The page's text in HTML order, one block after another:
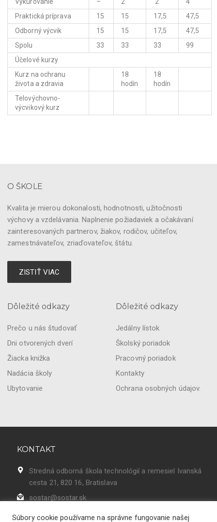
Praktická príprava
15 15 17,5
47,5
Odborný výcvik
15 15 17,5
47,5
Spolu
33 33 33
99
Účelové kurzy
Kurz na ochranu
života a zdravia
18
hodín
18
hodín
Telovýchovno-
výcvikový kurz
O ŠKOLE
Kvalita je mierou dokonalosti, hodnotnosti, užitočnosti
výchovy a vzdelávania. Naplnenie požiadaviek a očakávaní
zainteresovaných partnerov, žiakov, rodičov, učiteľov,
zamestnávateľov, zriaďovateľov, štátu.
ZISTIŤ VIAC
Dôležité odkazy
Prečo u nás študovať
Dni otvorených dverí
Žiacka knižka
Nadácia školy
Ubytovanie
Dôležité odkazy
Jedálny lístok
Školský poriadok
Pracovný poriadok
Kontakty
Ochrana osobných údajov.
KONTAKT
Stredná odborná škola technológií a remesiel Ivanská
cesta 21, 820 16, Bratislava
sostar@sostar.sk
02 43 42 50 86
Súbory cookie používame na správne fungovanie našej